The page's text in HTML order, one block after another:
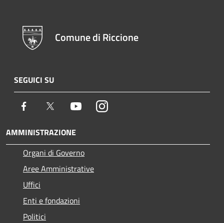
Comune di Riccione
SEGUICI SU
Facebook Twitter YoutubeInstagram
AMMINISTRAZIONE
Organi di Governo
Aree Amministrative
Uffici
Enti e fondazioni
Politici